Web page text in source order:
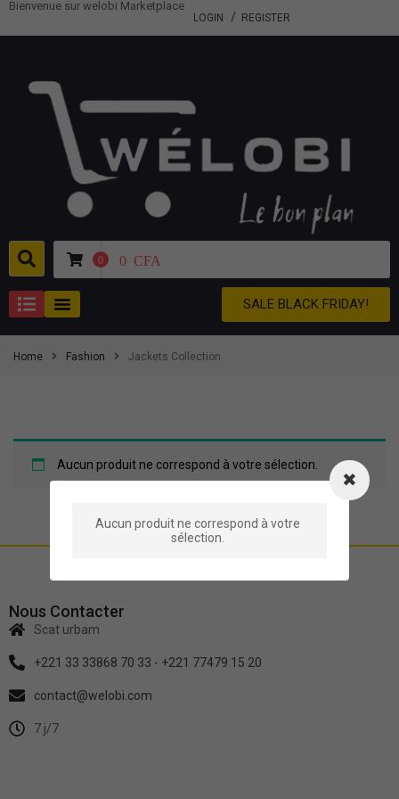
Bienvenue sur welobi Marketplace
LOGIN REGISTER
0 0 CFA
SALE BLACK FRIDAY!
Home Fashion Jackets Collection
Aucun produit ne correspond à votre sélection.
Nous Contacter
Scat urbam
+221 33 33868 70 33 - +221 77479 15 20
contact@welobi.com
7 j/7
Aucun produit ne correspond à votre
sélection.